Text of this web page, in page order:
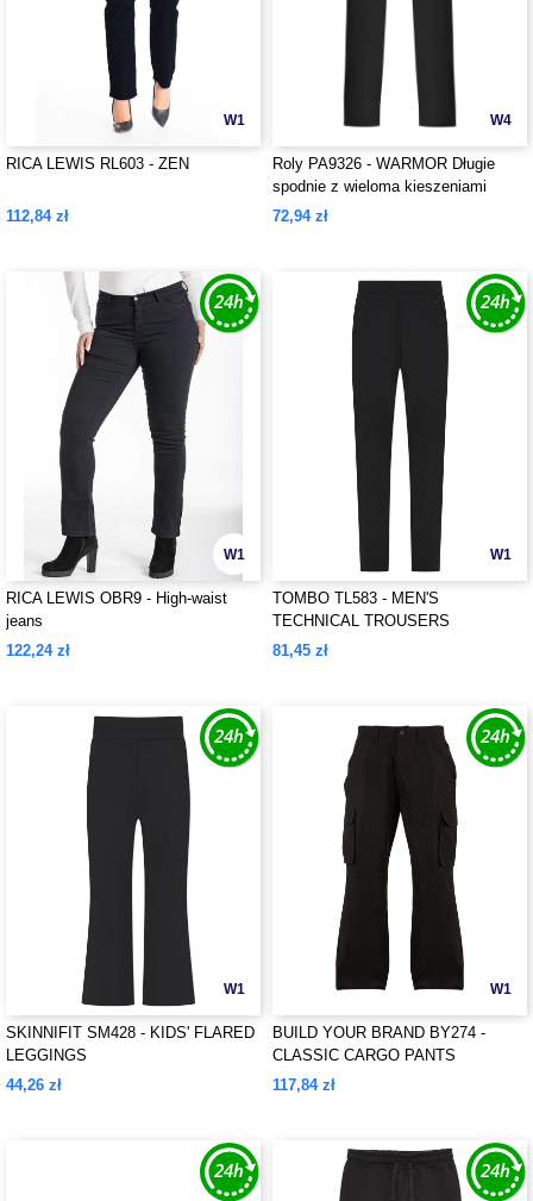
W1
RICA LEWIS RL603 - ZEN
112,84 zł
W4
Roly PA9326 - WARMOR Długie
spodnie z wieloma kieszeniami
72,94 zł
W1
RICA LEWIS OBR9 - High-waist
jeans
122,24 zł
W1
TOMBO TL583 - MEN'S
TECHNICAL TROUSERS
81,45 zł
W1
SKINNIFIT SM428 - KIDS' FLARED
LEGGINGS
44,26 zł
W1
BUILD YOUR BRAND BY274 -
CLASSIC CARGO PANTS
117,84 zł